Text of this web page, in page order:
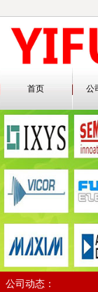
首页 公
公司动态：